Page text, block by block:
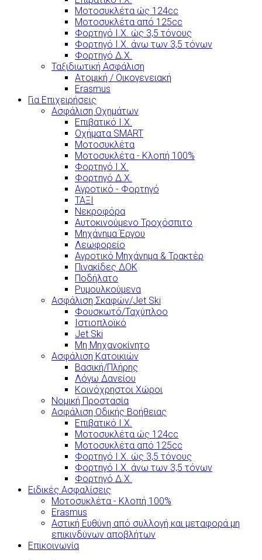
Μοτοσυκλέτα ώς 124cc
Μοτοσυκλέτα από 125cc
Φορτηγό Ι.Χ. ώς 3,5 τόνους
Φορτηγό Ι.Χ. άνω των 3,5 τόνων
Φορτηγό Δ.Χ.
Ταξιδιωτική Ασφάλιση
Ατομική / Οικογενειακή
Erasmus
Για Επιχειρήσεις
Ασφάλιση Οχημάτων
Επιβατικό Ι.Χ.
Οχήματα SMART
Μοτοσυκλέτα
Μοτοσυκλέτα - Κλοπή 100%
Φορτηγό Ι.Χ.
Φορτηγό Δ.Χ.
Αγροτικό - Φορτηγό
ΤΑΞΙ
Νεκροφόρα
Αυτοκινούμενο Τροχόσπιτο
Μηχάνημα Έργου
Λεωφορείο
Αγροτικό Μηχάνημα & Τρακτέρ
Πινακίδες ΔΟΚ
Ποδήλατο
Ρυμουλκούμενα
Ασφάλιση Σκαφών/Jet Ski
Φουσκωτό/Ταχύπλοο
Ιστιοπλοϊκό
Jet Ski
Μη Μηχανοκίνητο
Ασφάλιση Κατοικιών
Βασική/Πλήρης
Λόγω Δανείου
Κοινόχρηστοι Χώροι
Νομική Προστασία
Ασφάλιση Οδικής Βοήθειας
Επιβατικό Ι.Χ.
Μοτοσυκλέτα ώς 124cc
Μοτοσυκλέτα από 125cc
Φορτηγό Ι.Χ. ώς 3,5 τόνους
Φορτηγό Ι.Χ. άνω των 3,5 τόνων
Φορτηγό Δ.Χ.
Ειδικές Ασφαλίσεις
Μοτοσυκλέτα - Κλοπή 100%
Erasmus
Αστική Ευθύνη από συλλογή και μεταφορά μη
επικινδύνων αποβλήτων
Επικοινωνία